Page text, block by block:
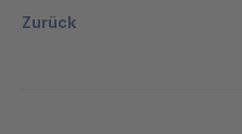
Zurück